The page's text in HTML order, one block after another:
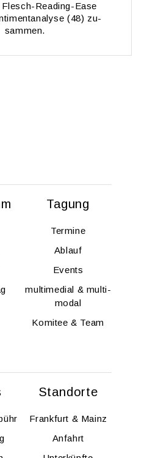
Rea­ding-Ea­se
(48) zu­
sam­men.
Ta­gung
Ter­mi­ne
Ab­lauf
Events
mul­ti­me­di­al & mul­ti­
modal
Ko­mi­tee & Team
Stand­or­te
Frank­furt & Mainz
An­fahrt